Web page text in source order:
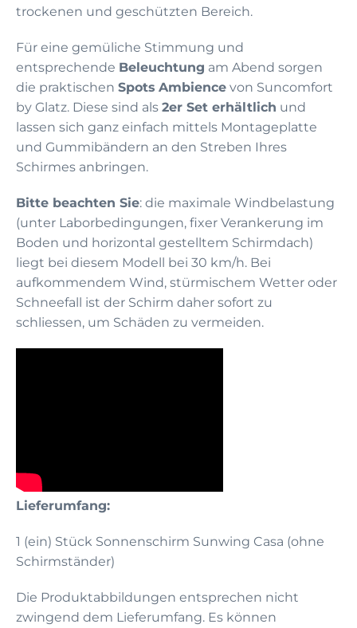
trockenen und geschützten Bereich.
Für eine gemüliche Stimmung und
entsprechende Beleuchtung am Abend sorgen
die praktischen Spots Ambience von Suncomfort
by Glatz. Diese sind als 2er Set erhältlich und
lassen sich ganz einfach mittels Montageplatte
und Gummibändern an den Streben Ihres
Schirmes anbringen.
Bitte beachten Sie: die maximale Windbelastung
(unter Laborbedingungen, fixer Verankerung im
Boden und horizontal gestelltem Schirmdach)
liegt bei diesem Modell bei 30 km/h. Bei
aufkommendem Wind, stürmischem Wetter oder
Schneefall ist der Schirm daher sofort zu
schliessen, um Schäden zu vermeiden.
Lieferumfang:
1 (ein) Stück Sonnenschirm Sunwing Casa (ohne
Schirmständer)
Die Produktabbildungen entsprechen nicht
zwingend dem Lieferumfang. Es können